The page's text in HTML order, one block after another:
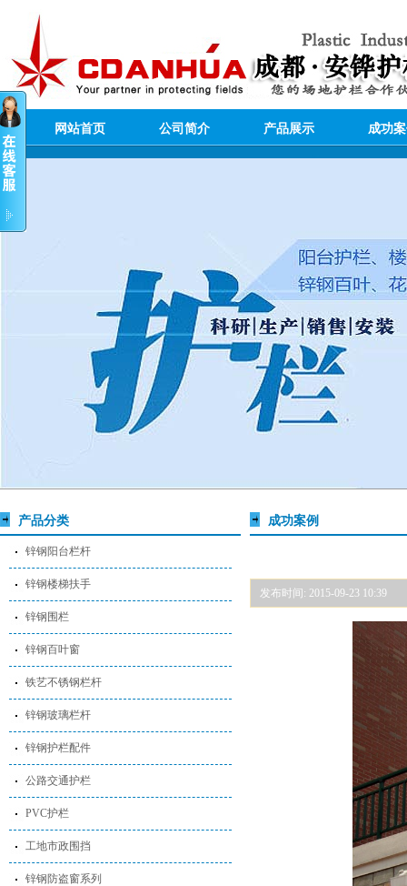
网站首页 公司简介 产品展示 成功
产品分类
锌钢阳台栏杆
锌钢楼梯扶手
锌钢围栏
锌钢百叶窗
铁艺不锈钢栏杆
锌钢玻璃栏杆
锌钢护栏配件
公路交通护栏
PVC护栏
工地市政围挡
锌钢防盗窗系列
成功案例
发布时间: 2015-09-23 10:39